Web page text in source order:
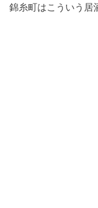
錦糸町はこういう居